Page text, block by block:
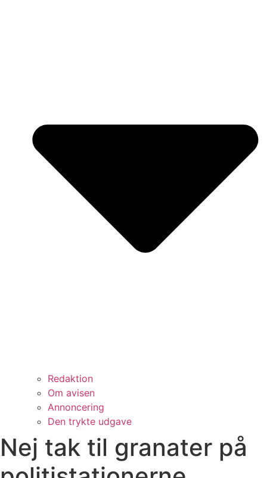
Redaktion
Om avisen
Annoncering
Den trykte udgave
Nej tak til granater på